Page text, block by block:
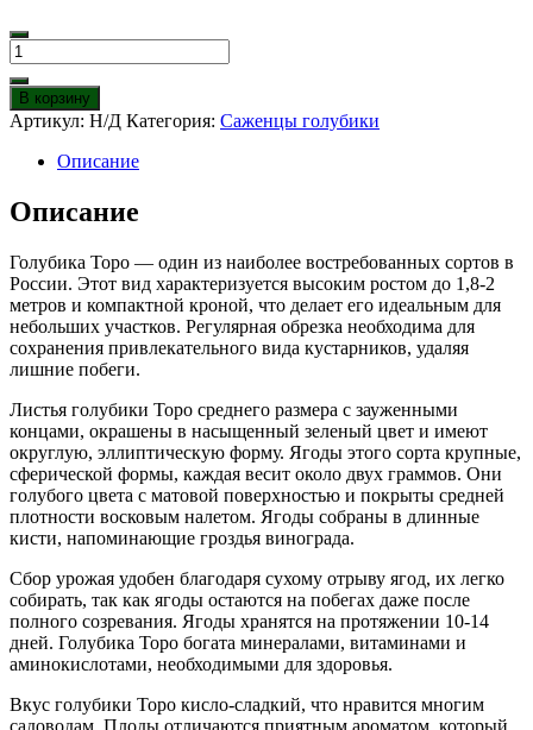
Количество
товара
Голубика
Торо
В корзину
Артикул: Н/Д Категория: Саженцы голубики
Описание
Описание
Голубика Торо — один из наиболее востребованных сортов в
России. Этот вид характеризуется высоким ростом до 1,8-2
метров и компактной кроной, что делает его идеальным для
небольших участков. Регулярная обрезка необходима для
сохранения привлекательного вида кустарников, удаляя
лишние побеги.
Листья голубики Торо среднего размера с зауженными
концами, окрашены в насыщенный зеленый цвет и имеют
округлую, эллиптическую форму. Ягоды этого сорта крупные,
сферической формы, каждая весит около двух граммов. Они
голубого цвета с матовой поверхностью и покрыты средней
плотности восковым налетом. Ягоды собраны в длинные
кисти, напоминающие гроздья винограда.
Сбор урожая удобен благодаря сухому отрыву ягод, их легко
собирать, так как ягоды остаются на побегах даже после
полного созревания. Ягоды хранятся на протяжении 10-14
дней. Голубика Торо богата минералами, витаминами и
аминокислотами, необходимыми для здоровья.
Вкус голубики Торо кисло-сладкий, что нравится многим